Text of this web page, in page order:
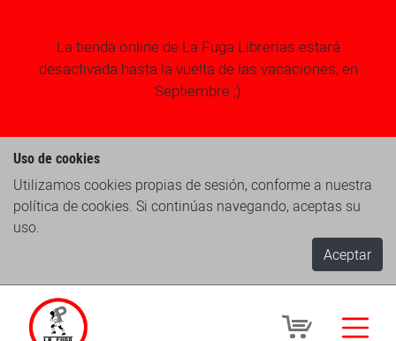
La tienda online de La Fuga Librerias estará
desactivada hasta la vuelta de las vacaciones, en
Septiembre ;)
Uso de cookies
Utilizamos cookies propias de sesión, conforme a nuestra
política de cookies. Si continúas navegando, aceptas su
uso.
Aceptar